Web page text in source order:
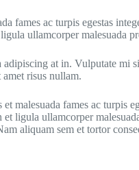
fames ac turpis egestas
ullamcorper malesuada
at in. Vulputate mi
risus nullam.
malesuada fames ac turpis
ligula ullamcorper
aliquam sem et tortor